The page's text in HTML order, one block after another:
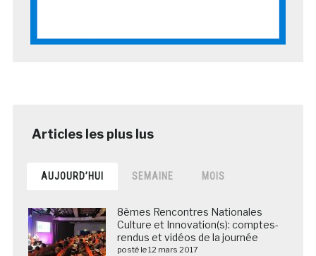
AUJOURD’HUI SEMAINE MOIS
8èmes Rencontres Nationales
Culture et Innovation(s): comptes-
rendus et vidéos de la journée
posté le 12 mars 2017